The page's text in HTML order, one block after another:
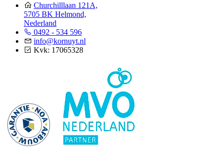
Churchilllaan 121A,
5705 BK Helmond,
Nederland
0492 - 534 596
info@kornuyt.nl
Kvk: 17065328